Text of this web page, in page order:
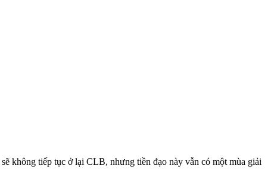
không tiếp tục ở lại CLB, nhưng tiền đạo này vẫn có một mùa giải